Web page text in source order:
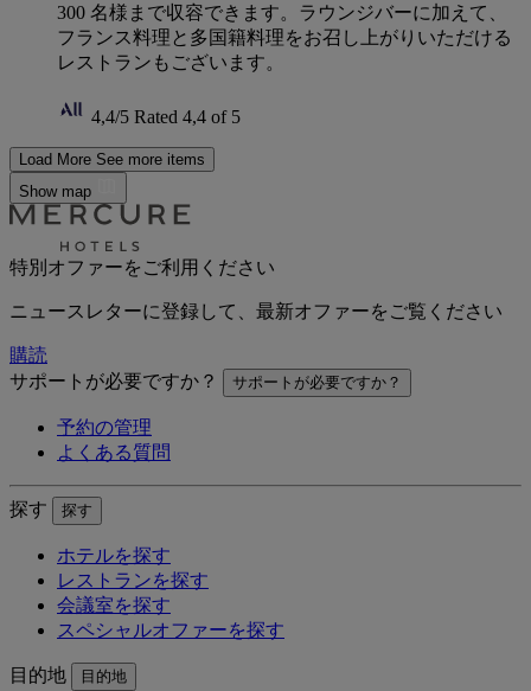
300 名様まで収容できます。ラウンジバーに加えて、
フランス料理と多国籍料理をお召し上がりいただける
レストランもございます。
4,4/5 Rated 4,4 of 5
Load More See more items
Show map
特別オファーをご利用ください
ニュースレターに登録して、最新オファーをご覧ください
購読
サポートが必要ですか？
サポートが必要ですか？
予約の管理
よくある質問
探す 探す
ホテルを探す
レストランを探す
会議室を探す
スペシャルオファーを探す
目的地 目的地